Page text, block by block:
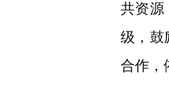
共资源
级，鼓
合作，